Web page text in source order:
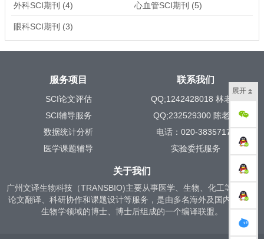
外科SCI期刊 (4) 心血管SCI期刊 (5)
眼科SCI期刊 (3)
服务项目
SCI论文评估
SCI辅导服务
数据统计分析
医学课题辅导
联系我们
QQ;1242428018 林老师
QQ;232529300 陈老师
电话：020-38357171
实验委托服务
关于我们
广州文译生物科技（TRANSBIO)主要从事医学、生物、化工等领域的
论文翻译、科研协作和课题设计等服务，是由多名海外及国内医学、
生物学领域的博士、博士后组成的一个编译联盟。
展开